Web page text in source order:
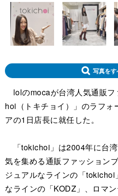
写真をす
lolのmocaが台湾人気通販
hoi（トキチョイ）」のラフォ
アの1日店長に就任した。
「tokichoi」は2004年に台
気を集める通販ファッション
ジュアルなラインの「
なラインの「KODZ」、ロマ